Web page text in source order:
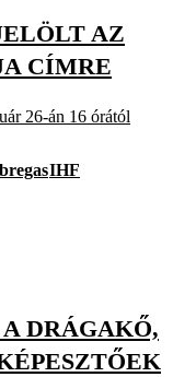
AZ
CÍMRE
26-án 16 órától
IHF
DRÁGAKŐ,